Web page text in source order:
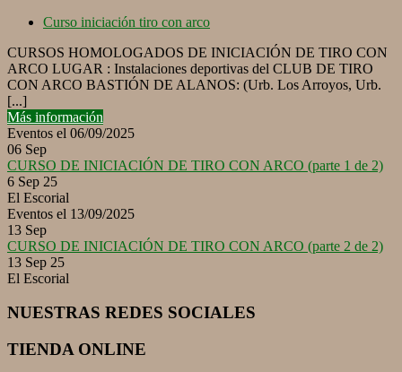
Curso iniciación tiro con arco
CURSOS HOMOLOGADOS DE INICIACIÓN DE TIRO CON
ARCO LUGAR : Instalaciones deportivas del CLUB DE TIRO
CON ARCO BASTIÓN DE ALANOS: (Urb. Los Arroyos, Urb.
[...]
Más información
Eventos el 06/09/2025
06 Sep
CURSO DE INICIACIÓN DE TIRO CON ARCO (parte 1 de 2)
6 Sep 25
El Escorial
Eventos el 13/09/2025
13 Sep
CURSO DE INICIACIÓN DE TIRO CON ARCO (parte 2 de 2)
13 Sep 25
El Escorial
NUESTRAS REDES SOCIALES
TIENDA ONLINE